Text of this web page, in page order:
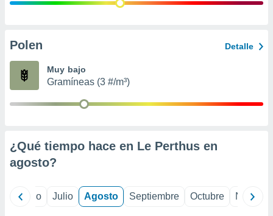
publicidad
de
Polen Detalle
Muy bajo
Gramíneas (3 #/m³)
¿Qué tiempo hace en Le Perthus en
agosto?
Junio Julio Agosto Septiembre Octubre